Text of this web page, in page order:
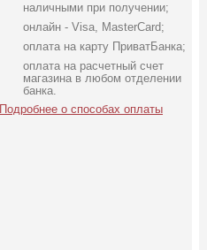
наличными при получении;
онлайн - Visa, MasterCard;
оплата на карту ПриватБанка;
оплата на расчетный счет
магазина в любом отделении
банка.
Подробнее о способах оплаты